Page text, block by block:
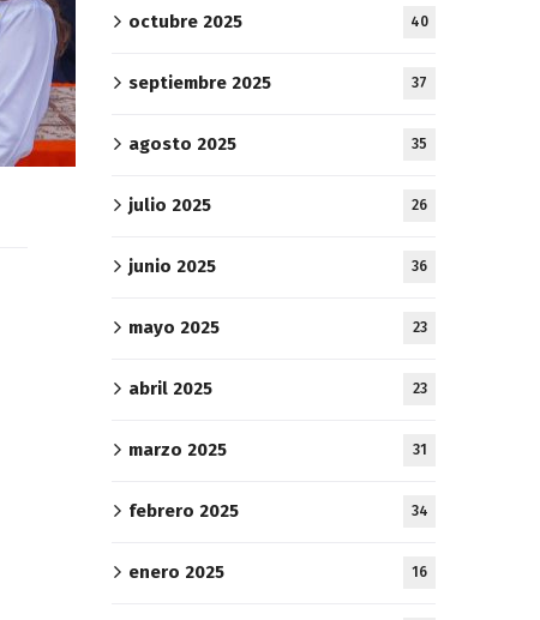
octubre 2025 40
septiembre 2025 37
agosto 2025 35
julio 2025 26
junio 2025 36
mayo 2025 23
abril 2025 23
marzo 2025 31
febrero 2025 34
enero 2025 16